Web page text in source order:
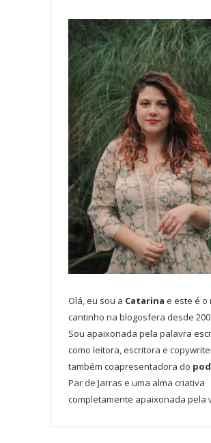
Olá, eu sou a Catarina e este é o
cantinho na blogosfera desde
Sou apaixonada pela palavra
como leitora, escritora e
também coapresentadora do
Par de Jarras e uma alma criativa
completamente apaixonada pela